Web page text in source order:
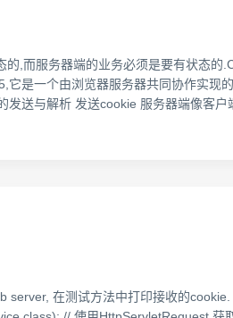
,而服务器端的业务必须是要有状态
它是一个由浏览器服务器共同协作实
发送与解析 发送cookie 服务器端像客
server, 在测试方法中打印接收的